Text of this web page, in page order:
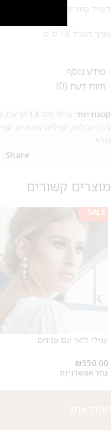
לעגיל סוגר פרפר עדין שעשוי גם הוא
אורך העגיל 16 מ”מ
מידע נוסף
חוות דעת (0)
קטגוריות: עגילי זהב 14 קראט ,
זהב, עגילים, עגילים צמודים,
מלא
Share:
מוצרים קשורים
SALE
עגילי לואי עם פנינים
₪550.00
בחר אפשרויות
על החירור ל-50 הפונות